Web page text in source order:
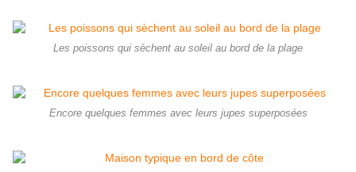
Les poissons qui sèchent au soleil au bord de la plage
Encore quelques femmes avec leurs jupes superposées